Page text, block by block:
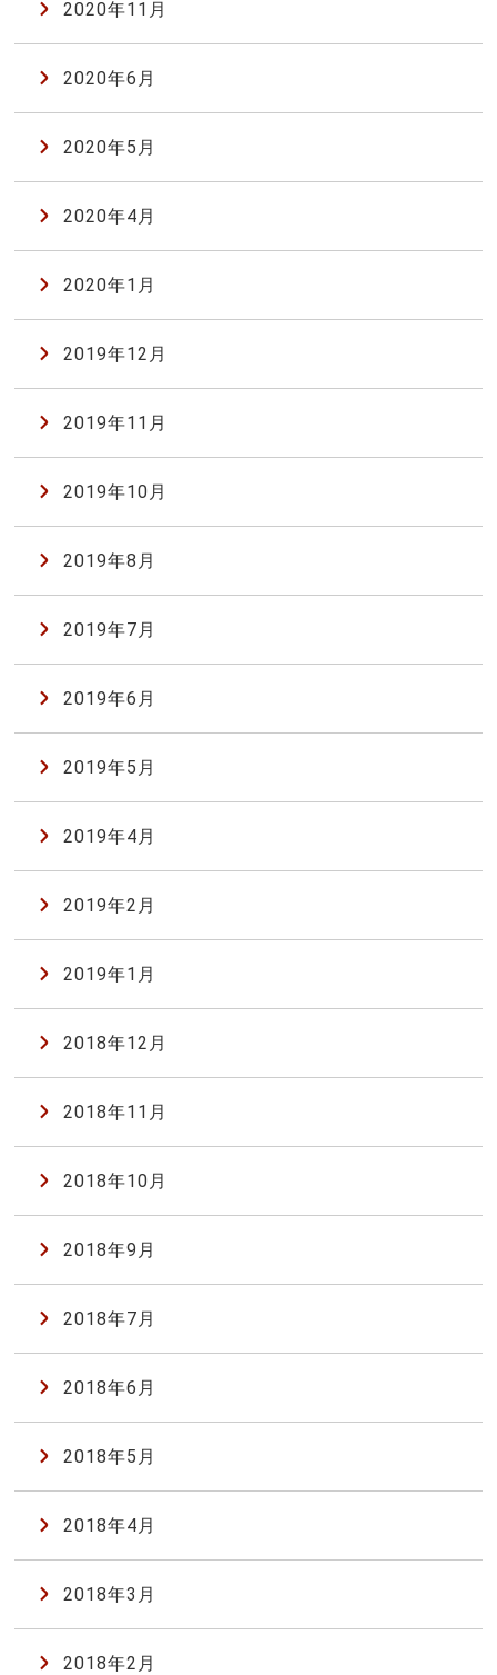
2020年11月
2020年6月
2020年5月
2020年4月
2020年1月
2019年12月
2019年11月
2019年10月
2019年8月
2019年7月
2019年6月
2019年5月
2019年4月
2019年2月
2019年1月
2018年12月
2018年11月
2018年10月
2018年9月
2018年7月
2018年6月
2018年5月
2018年4月
2018年3月
2018年2月